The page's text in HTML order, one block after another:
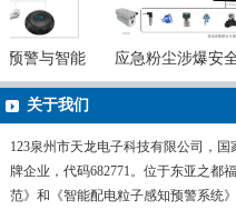
警与智能
应急粉尘涉爆安
预警系
关于我们
123泉州市天龙电子科技有限公司，
牌企业，代码682771。位于东亚之都
范》和《智能配电粒子感知预警系统